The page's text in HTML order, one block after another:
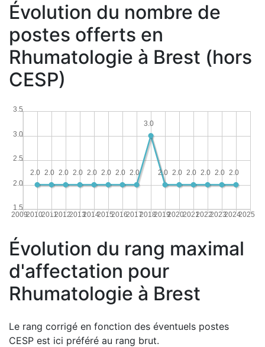
Évolution du nombre de
postes offerts en
Rhumatologie à Brest (hors
CESP)
20092010201120122013201420152016201720182019202020212022202320242025
1.5
2.0
2.5
3.0
3.5
2.0
2.0
2.0
2.0
2.0
2.0
3.0
2.0
2.0
2.0
2.0
2.0
2.0
2.0
2.0
Évolution du rang maximal
d'affectation pour
Rhumatologie à Brest
Le rang corrigé en fonction des éventuels postes
CESP est ici préféré au rang brut.